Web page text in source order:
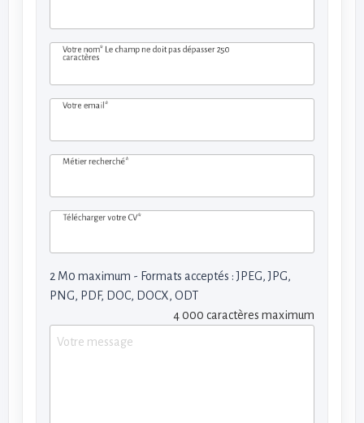
Votre nom* Le champ ne doit pas dépasser 250
caractères
Votre email*
Métier recherché*
Télécharger votre CV*
2 M0 maximum - Formats acceptés : JPEG, JPG,
PNG, PDF, DOC, DOCX, ODT
4 000 caractères maximum